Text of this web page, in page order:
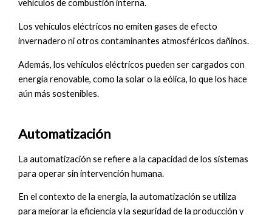
vehículos de combustión interna.
Los vehículos eléctricos no emiten gases de efecto
invernadero ni otros contaminantes atmosféricos dañinos.
Además, los vehículos eléctricos pueden ser cargados con
energía renovable, como la solar o la eólica, lo que los hace
aún más sostenibles.
Automatización
La automatización se refiere a la capacidad de los sistemas
para operar sin intervención humana.
En el contexto de la energía, la automatización se utiliza
para mejorar la eficiencia y la seguridad de la producción y